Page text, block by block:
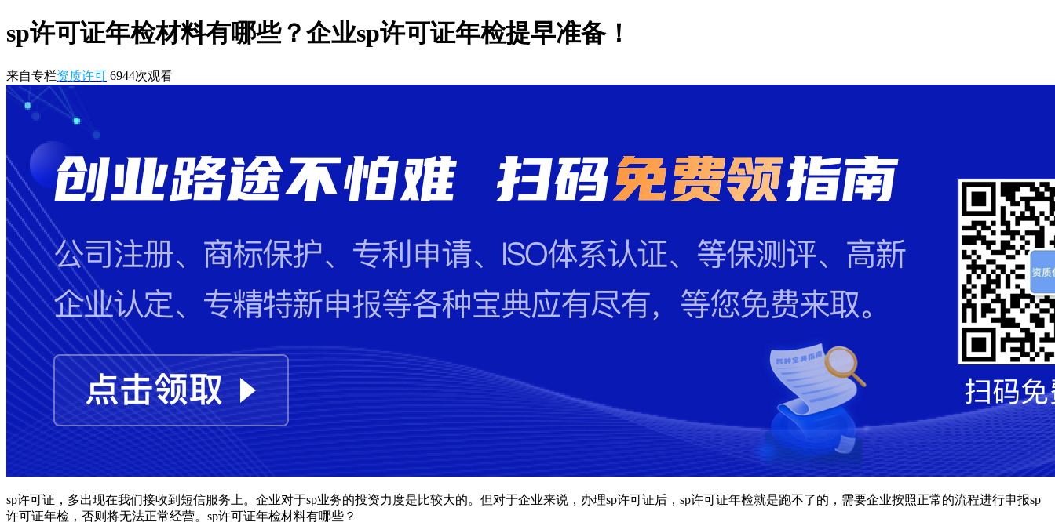
sp许可证年检材料有哪些？企业sp许可证年检提早准备！
来自专栏资质许可 6944次观看
sp许可证，多出现在我们接收到短信服务上。企业对于sp业务的投资力度是比较大的。但对于企业来说，办理sp许可证后，sp许可证年检就是跑不了的，需要企业按照正常的流程进行申报sp
许可证年检，否则将无法正常经营。sp许可证年检材料有哪些？